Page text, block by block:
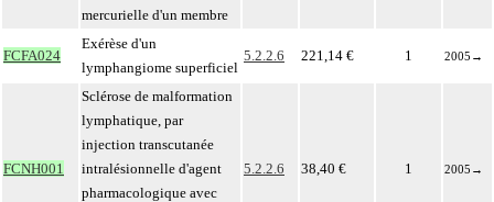
mercurielle d'un membre
FCFA024
Exérèse d'un
lymphangiome superficiel
5.2.2.6 221,14 € 1 2005 →
FCNH001
Sclérose de malformation
lymphatique, par
injection transcutanée
intralésionnelle d'agent
pharmacologique avec
5.2.2.6 38,40 € 1 2005 →